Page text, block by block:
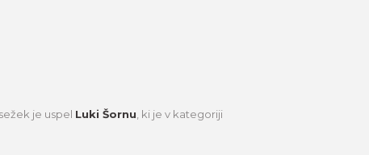
je uspel Luki Šornu, ki je v kategoriji